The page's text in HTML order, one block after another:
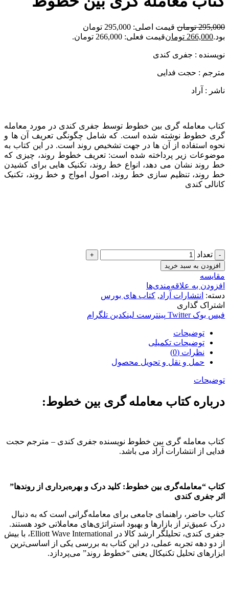
295,000 تومان
قیمت اصلی: 295,000 تومان
بود.266,000 تومانقیمت فعلی: 266,000 تومان.
نویسنده : جفری كندی
مترجم : حجت فدايی
ناشر : آراد
کتاب معامله گری بین خطوط توسط جفری کندی در مورد معامله
گری خطوط نوشته شده است. که شامل چگونگی تعریف آن ها و
نحوه استفاده از آن ها در جهت تشخیص روند است. در این کتاب به
موضوعات زیر پرداخته شده است: تعریف خطوط روند، چیزی که
خط روند نشان می دهد، انواع خط روند، تکنیک هایی برای کشیدن
خط روند، تنظیم سازی خط روند، اصول امواج و خط روند، تکنیک
کانالی کندی
تعداد
افزودن به سبد خرید
مقایسه
افزودن به علاقه‌مندی‌ها
دسته: انتشارات آراد, کتاب های بورس
اشتراک گذاری
فیس بوک Twitter پینترست لینکدین تلگرام
توضیحات
توضیحات تکمیلی
نظرات (0)
حمل و نقل و تحویل محصول
توضیحات
درباره کتاب معامله گری بین خطوط:
کتاب معامله گری بین خطوط نویسنده جفری کندی – مترجم حجت
فدایی از انتشارات آراد می باشد.
کتاب “معامله‌گری بین خطوط: کلید درک و بهره‌برداری از روندها”
اثر جفری کندی
کتاب حاضر، راهنمای جامعی برای معامله‌گرانی است که به دنبال
درک عمیق‌تر از بازارها و بهبود استراتژی‌های معاملاتی خود هستند.
جفری کندی، تحلیلگر ارشد کالا در Elliott Wave International، با بیش
از دو دهه تجربه عملی، در این کتاب به بررسی یکی از اساسی‌ترین
ابزارهای تحلیل تکنیکال یعنی “خطوط روند” می‌پردازد.